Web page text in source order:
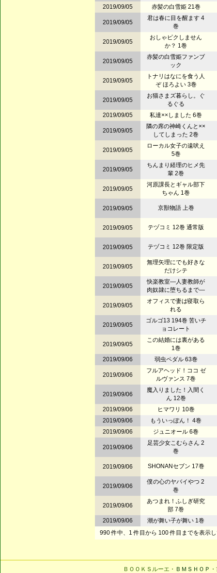
2019/09/05 赤髪の白雪姫 21巻
2019/09/05
君は春に目を醒ます 4
巻
2019/09/05
おしゃピクしません
か？ 1巻
2019/09/05
赤髪の白雪姫ファンブ
ック
2019/09/05
トナリはなにを食う人
ぞ ほろよい 3巻
2019/09/05
お猫さまズ暮らし。ぐ
るぐる
2019/09/05
私達××しました 6巻
2019/09/05
隣の席の神崎くんと××
してしまった 2巻
2019/09/05
ローカル女子の遠吠え
5巻
2019/09/05
ちんまり経理のヒメ先
輩 2巻
2019/09/05
河原課長とギャル部下
ちゃん 1巻
2019/09/05 京獣物語 上巻
2019/09/05 テヅコミ 12巻 通常版
2019/09/05 テヅコミ 12巻 限定版
2019/09/05
無理矢理にでも好きな
だけシテ
2019/09/05
快楽教室―人妻教師が
肉奴隷に堕ちるまで―
2019/09/05
オフィスで妻は寝取ら
れる
2019/09/05
ゴルゴ13 194巻 苦いチ
ョコレート
2019/09/05
この結婚には裏がある
1巻
2019/09/06
弱虫ペダル 63巻
2019/09/06
フルアヘッド！ココ ゼ
ルヴァンス 7巻
2019/09/06
魔入りました！入間く
ん 12巻
2019/09/06
ヒマワリ 10巻
2019/09/06
もういっぽん！ 4巻
2019/09/06
ジュニオール 6巻
2019/09/06
足芸少女こむらさん 2
巻
2019/09/06 SHONANセブン 17巻
2019/09/06
僕の心のヤバイやつ 2
巻
2019/09/06
あつまれ！ふしぎ研究
部 7巻
2019/09/06
潮が舞い子が舞い 1巻
990 件中、1 件目から 100 件目までを表示
ＢＯＯＫＳルーエ・ ＢＭＳＨＯＰ